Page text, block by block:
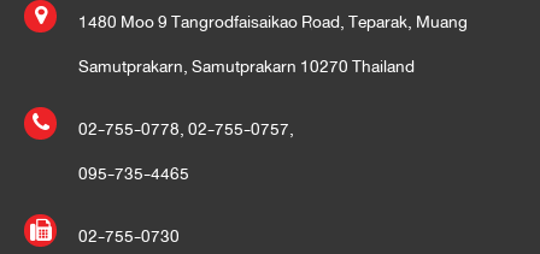
1480 Moo 9 Tangrodfaisaikao Road, Teparak, Muang
Samutprakarn, Samutprakarn 10270 Thailand
02-755-0778,02-755-0757,
095-735-4465
02-755-0730